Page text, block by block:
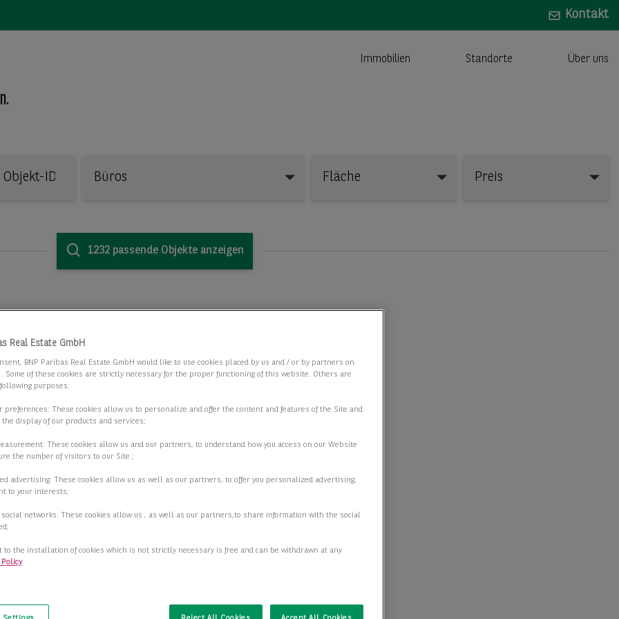
Kontakt
Immobilien Standorte Über uns
Büros Fläche Preis
1232 passende Objekte anzeigen
Bürofläche in namhafter Lage!
2.023,42 m
ab 341,00 m2
20,50 €/m2
Büroflächen in der Düsseldorfer
Düsseldorf
Real Estate GmbH
BNP Paribas Real Estate GmbH would like to use cookies placed by us and / or by partners on
Some of these cookies are strictly necessary for the proper functioning of this website. Others are
purposes:
preferences: These cookies allow us to personalize and offer the content and features of the Site and
display of our products and services;
These cookies allow us and our partners, to understand how you access on our Website
the number of visitors to our Site ;
advertising: These cookies allow us as well as our partners, to offer you personalized advertising,
to your interests;
networks: These cookies allow us , as well as our partners,to share information with the social
to the installation of cookies which is not strictly necessary is free and can be withdrawn at any
Policy